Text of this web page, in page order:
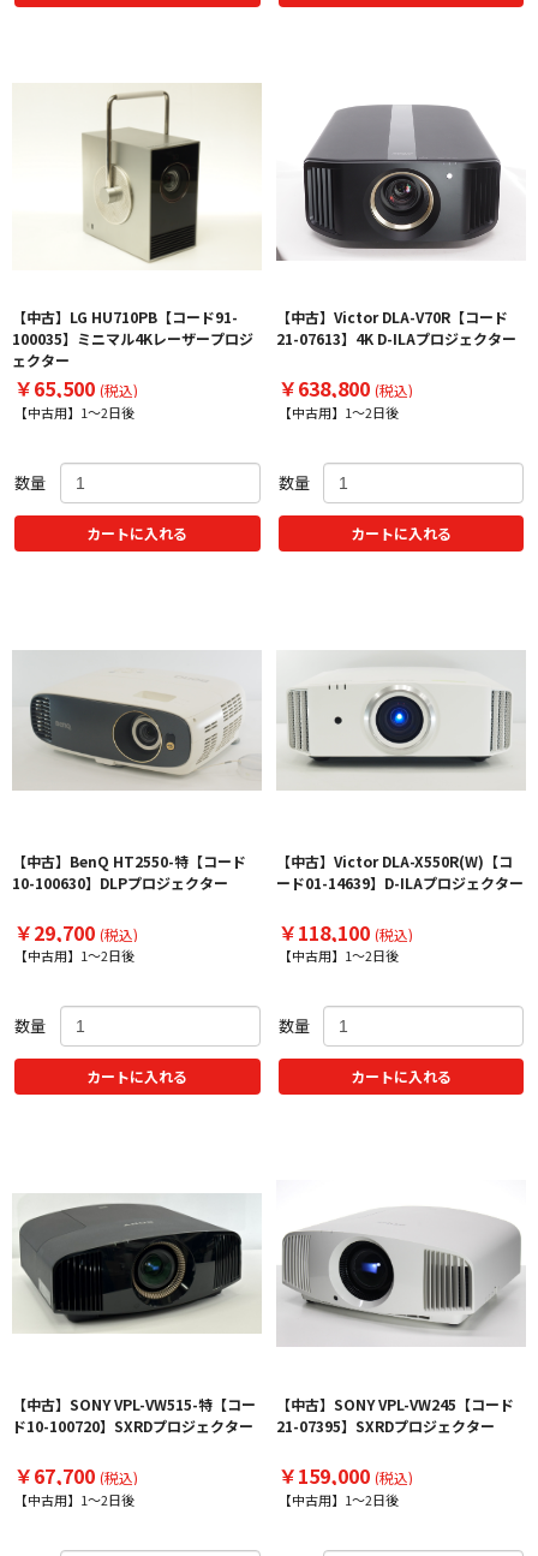
【中古】LG HU710PB【コード91-
100035】ミニマル4Kレーザープロジ
ェクター
￥65,500 (税込)
【中古用】1～2日後
数量
カートに入れる
【中古】Victor DLA-V70R【コード
21-07613】4K D-ILAプロジェクター
￥638,800 (税込)
【中古用】1～2日後
数量
カートに入れる
【中古】BenQ HT2550-特【コード
10-100630】DLPプロジェクター
￥29,700 (税込)
【中古用】1～2日後
数量
カートに入れる
【中古】Victor DLA-X550R(W)【コ
ード01-14639】D-ILAプロジェクター
￥118,100 (税込)
【中古用】1～2日後
数量
カートに入れる
【中古】SONY VPL-VW515-特【コー
ド10-100720】SXRDプロジェクター
￥67,700 (税込)
【中古用】1～2日後
【中古】SONY VPL-VW245【コード
21-07395】SXRDプロジェクター
￥159,000 (税込)
【中古用】1～2日後